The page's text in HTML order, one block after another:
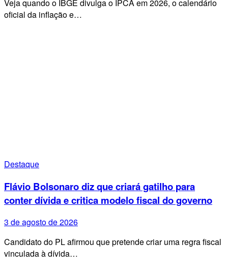
Veja quando o IBGE divulga o IPCA em 2026, o calendário
oficial da inflação e…
Destaque
Flávio Bolsonaro diz que criará gatilho para
conter dívida e critica modelo fiscal do governo
3 de agosto de 2026
Candidato do PL afirmou que pretende criar uma regra fiscal
vinculada à dívida…